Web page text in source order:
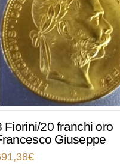
Fiorini/20 franchi oro
Giuseppe
€